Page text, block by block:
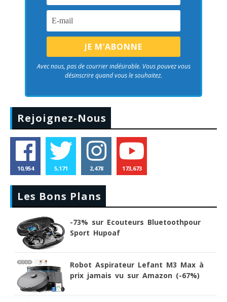
Avec nous, pas de courrier indésirable. Vous pouvez vous
désinscrire quand vous le souhaitez.
Rejoignez-Nous
10,954 5,171 2,478 173,673
Les Bons Plans
-73% sur Ecouteurs Bluetoothpour
Sport Hupoaf
Robot Aspirateur Lefant M3 Max à
prix jamais vu sur Amazon (-67%)